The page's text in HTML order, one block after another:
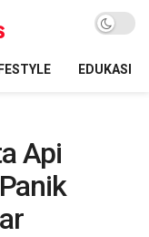
EDUKASI
Api